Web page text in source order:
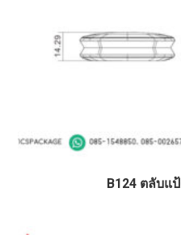
B124 ตลับแ